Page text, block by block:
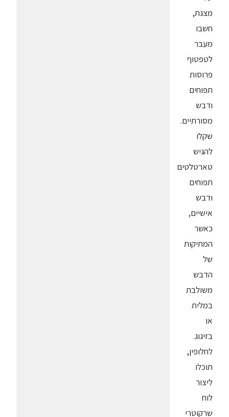
מצגת,
חשבו
מעבר
לטפטוף
פרוסות
תפוחים
ודבש
מסורתיים.
שקלו
להגיש
טארטלטים
תפוחים
ודבש
אישיים,
כאשר
המתיקות
של
הדבש
משולבת
במלית
או
בזיגוג.
לחלופין,
תוכלו
ליצור
לוח
שרקוטרי